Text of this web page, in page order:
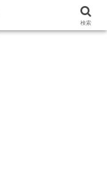
検索